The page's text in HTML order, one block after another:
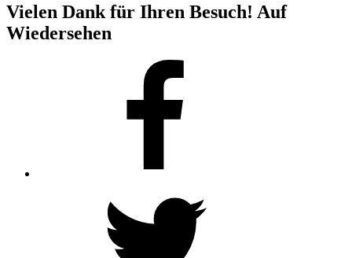
Vielen Dank für Ihren Besuch! Auf
Wiedersehen